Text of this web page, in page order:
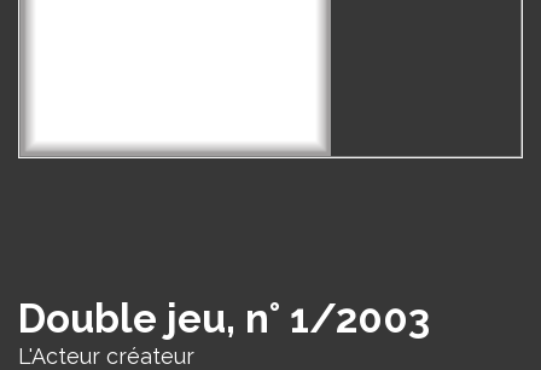
Double jeu, n° 1/2003
L'Acteur créateur